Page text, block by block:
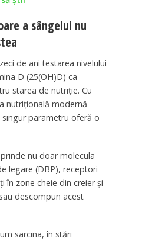
a sângelui nu
de ani testarea nivelului
D (25(OH)D) ca
starea de nutriție. Cu
nutrițională modernă
parametru oferă o
nu doar molecula
legare (DBP), receptori
în zone cheie din creier și
descompun acest
sarcina, în stări